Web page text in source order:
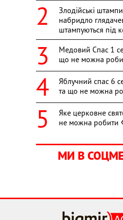
Злодійські
набридло
штампуються під
Медовий Спас 1
що не можна
Яблучний спас 6
та що не можна
Яке церковне
не можна робити
МИ В